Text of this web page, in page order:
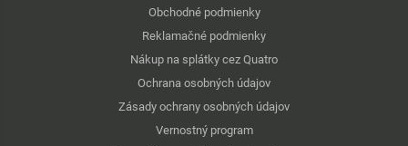
Obchodné podmienky
Reklamačné podmienky
Nákup na splátky cez Quatro
Ochrana osobných údajov
Zásady ochrany osobných údajov
Vernostný program